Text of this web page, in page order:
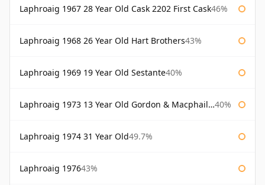
Laphroaig 1967 28 Year Old Cask 2202 First Cask46%
Laphroaig 1968 26 Year Old Hart Brothers43%
Laphroaig 1969 19 Year Old Sestante40%
Laphroaig 1973 13 Year Old Gordon & Macphail Connoisseurs Choice 40%
Laphroaig 1974 31 Year Old49.7%
Laphroaig 197643%